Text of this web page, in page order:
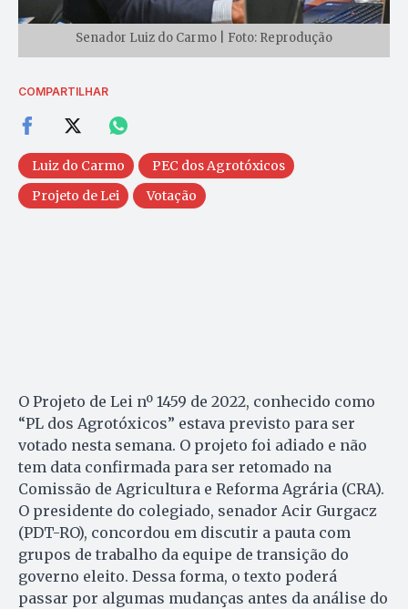
Senador Luiz do Carmo | Foto: Reprodução
COMPARTILHAR
Luiz do Carmo
PEC dos Agrotóxicos
Projeto de Lei
Votação
O Projeto de Lei nº 1459 de 2022, conhecido como
“PL dos Agrotóxicos” estava previsto para ser
votado nesta semana. O projeto foi adiado e não
tem data confirmada para ser retomado na
Comissão de Agricultura e Reforma Agrária (CRA).
O presidente do colegiado, senador Acir Gurgacz
(PDT-RO), concordou em discutir a pauta com
grupos de trabalho da equipe de transição do
governo eleito. Dessa forma, o texto poderá
passar por algumas mudanças antes da análise do